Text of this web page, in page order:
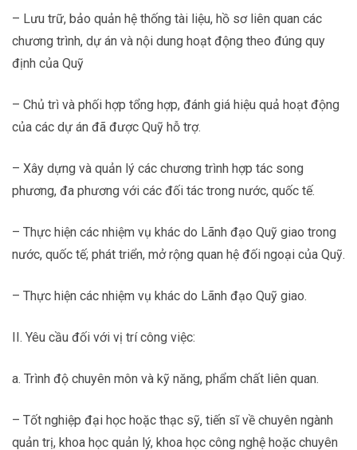
– Lưu trữ, bảo quản hệ thống tài liệu, hồ sơ liên quan các
chương trình, dự án và nội dung hoạt động theo đúng quy
định của Quỹ
– Chủ trì và phối hợp tổng hợp, đánh giá hiệu quả hoạt động
của các dự án đã được Quỹ hỗ trợ.
– Xây dựng và quản lý các chương trình hợp tác song
phương, đa phương với các đối tác trong nước, quốc tế.
– Thực hiện các nhiệm vụ khác do Lãnh đạo Quỹ giao trong
nước, quốc tế; phát triển, mở rộng quan hệ đối ngoại của Quỹ.
– Thực hiện các nhiệm vụ khác do Lãnh đạo Quỹ giao.
II. Yêu cầu đối với vị trí công việc:
a. Trình độ chuyên môn và kỹ năng, phẩm chất liên quan.
– Tốt nghiệp đại học hoặc thạc sỹ, tiến sĩ về chuyên ngành
quản trị, khoa học quản lý, khoa học công nghệ hoặc chuyên